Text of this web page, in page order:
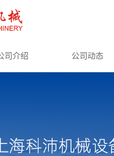
司介绍 公司动态